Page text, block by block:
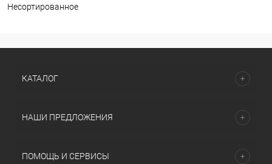
Несортированное
КАТАЛОГ
НАШИ ПРЕДЛОЖЕНИЯ
ПОМОЩЬ И СЕРВИСЫ